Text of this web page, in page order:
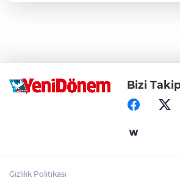
Bizi
Gizlilik Politikası